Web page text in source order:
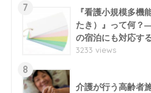
7
『看護小規模多機
たき）』って何？
の宿泊にも対応す
3233 views
8
介護が行う高齢者